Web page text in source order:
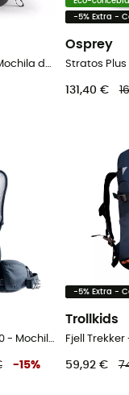
Terravia Pack 36L - Mochila de caminhada
-5% Extra -
Osprey
131,40 €
Futura Air Trek 50 + 10 - Mochila de trekking homem
-15%
-5% Extra -
Trollkids
59,92 €